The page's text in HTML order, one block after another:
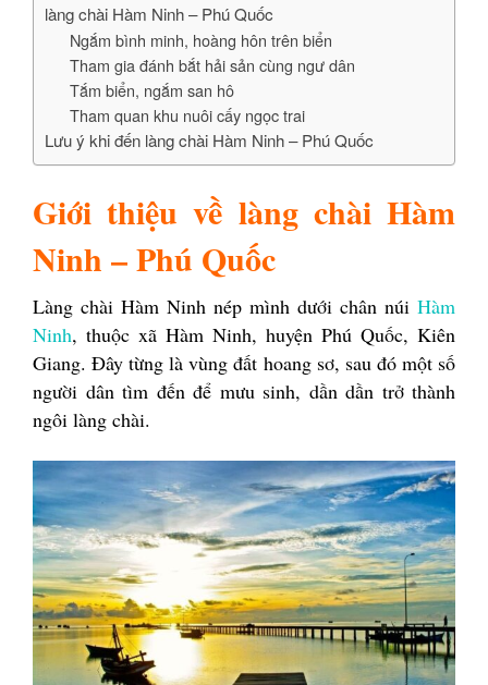
làng chài Hàm Ninh – Phú Quốc
Ngắm bình minh, hoàng hôn trên biển
Tham gia đánh bắt hải sản cùng ngư dân
Tắm biển, ngắm san hô
Tham quan khu nuôi cấy ngọc trai
Lưu ý khi đến làng chài Hàm Ninh – Phú Quốc
Giới thiệu về làng chài Hàm
Ninh – Phú Quốc
Làng chài Hàm Ninh nép mình dưới chân núi Hàm
Ninh, thuộc xã Hàm Ninh, huyện Phú Quốc, Kiên
Giang. Đây từng là vùng đất hoang sơ, sau đó một số
người dân tìm đến để mưu sinh, dần dần trở thành
ngôi làng chài.